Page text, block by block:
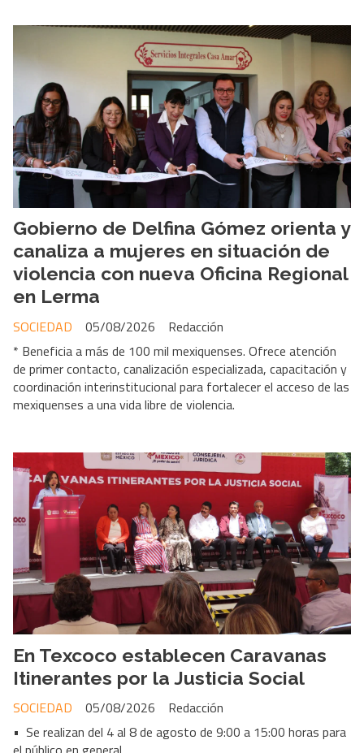
Gobierno de Delfina Gómez orienta y
canaliza a mujeres en situación de
violencia con nueva Oficina Regional
en Lerma
Redacción
SOCIEDAD
05/08/2026
* Beneficia a más de 100 mil mexiquenses. Ofrece atención
de primer contacto, canalización especializada, capacitación y
coordinación interinstitucional para fortalecer el acceso de las
mexiquenses a una vida libre de violencia.
En Texcoco establecen Caravanas
Itinerantes por la Justicia Social
Redacción
SOCIEDAD
05/08/2026
• Se realizan del 4 al 8 de agosto de 9:00 a 15:00 horas para